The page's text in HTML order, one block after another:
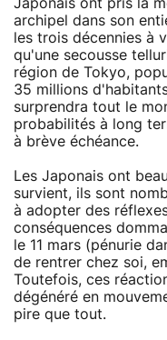
Japonais ont pris la
archipel dans son
les trois décennies à
qu'une secousse
région de Tokyo,
35 millions
surprendra tout le
probabilités à long
à brève échéance.
Les Japonais ont
survient, ils sont
à adopter des
conséquences
le 11 mars (pénurie
de rentrer chez soi,
Toutefois, ces
dégénéré en
pire que tout.